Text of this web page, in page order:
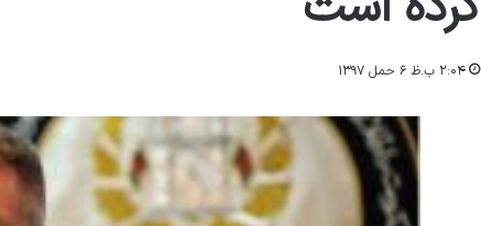
۲:۰۴ ب.ظ ۶ حمل ۱۳۹۷